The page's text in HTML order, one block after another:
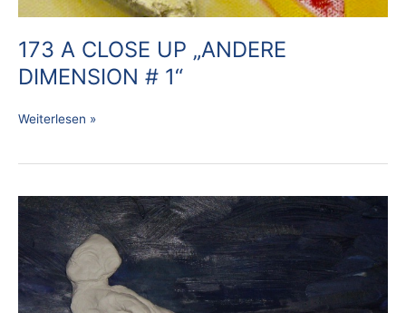
173 A CLOSE UP „ANDERE
DIMENSION # 1“
Weiterlesen »
175
UP
„DIE
SCHWIMMERIN“